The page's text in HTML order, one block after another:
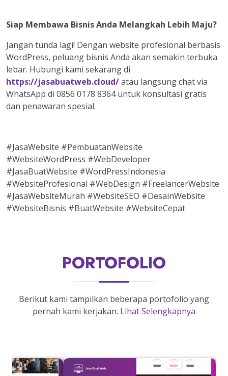
Siap Membawa Bisnis Anda Melangkah Lebih Maju?
Jangan tunda lagi! Dengan website profesional berbasis
WordPress, peluang bisnis Anda akan semakin terbuka
lebar. Hubungi kami sekarang di
https://jasabuatweb.cloud/atau langsung chat via
WhatsApp di 0856 0178 8364 untuk konsultasi gratis
dan penawaran spesial.
#JasaWebsite #PembuatanWebsite
#WebsiteWordPress #WebDeveloper
#JasaBuatWebsite #WordPressIndonesia
#WebsiteProfesional #WebDesign #FreelancerWebsite
#JasaWebsiteMurah #WebsiteSEO #DesainWebsite
#WebsiteBisnis #BuatWebsite #WebsiteCepat
PORTOFOLIO
Berikut kami tampilkan beberapa portofolio yang
pernah kami kerjakan. Lihat Selengkapnya